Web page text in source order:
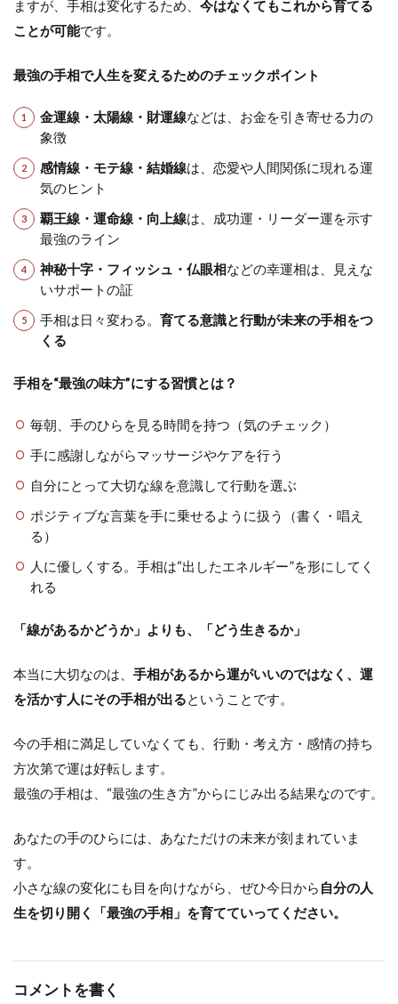
ますが、手相は変化するため、 今はなくてもこれから育てる
ことが可能です。
最強の手相で人生を変えるためのチェックポイント
金運線・太陽線・財運線などは、お金を引き寄せる力の
象徴
感情線・モテ線・結婚線は、恋愛や人間関係に現れる運
気のヒント
覇王線・運命線・向上線は、成功運・リーダー運を示す
最強のライン
神秘十字・フィッシュ・仏眼相などの幸運相は、見えな
いサポートの証
手相は日々変わる。 育てる意識と行動が未来の手相をつ
くる
手相を“最強の味方”にする習慣とは？
毎朝、手のひらを見る時間を持つ（気のチェック）
手に感謝しながらマッサージやケアを行う
自分にとって大切な線を意識して行動を選ぶ
ポジティブな言葉を手に乗せるように扱う（書く・唱え
る）
人に優しくする。手相は“出したエネルギー”を形にしてく
れる
「線があるかどうか」よりも、「どう生きるか」
本当に大切なのは、 手相があるから運がいいのではなく、運
を活かす人にその手相が出るということです。
今の手相に満足していなくても、行動・考え方・感情の持ち
方次第で運は好転します。
最強の手相は、“最強の生き方”からにじみ出る結果なのです。
あなたの手のひらには、あなただけの未来が刻まれていま
す。
小さな線の変化にも目を向けながら、ぜひ今日から 自分の人
生を切り開く「最強の手相」を育てていってください。
コメントを書く